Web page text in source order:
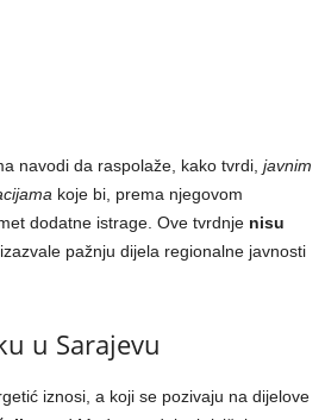
navodi da raspolaže, kako tvrdi, javnim
koje bi, prema njegovom
dodatne istrage. Ove tvrdnje nisu
izazvale pažnju dijela regionalne javnosti
u Sarajevu
iznosi, a koji se pozivaju na dijelove